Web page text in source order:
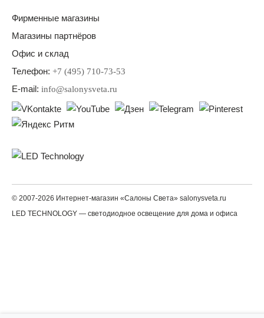
Фирменные магазины
Магазины партнёров
Офис и склад
Телефон: +7 (495) 710-73-53
E-mail: info@salonysveta.ru
© 2007-2026 Интернет-магазин «Салоны Света» salonysveta.ru
LED TECHNOLOGY — светодиодное освещение для дома и офиса